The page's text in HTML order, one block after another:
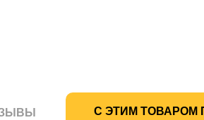
С ЭТИМ ТОВАРОМ